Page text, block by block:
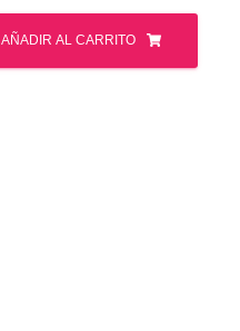
AÑADIR AL CARRITO